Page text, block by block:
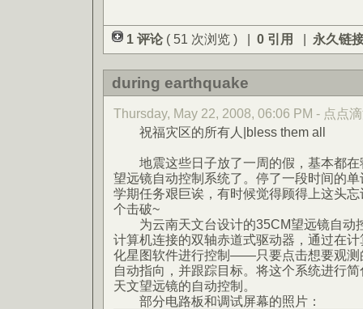
1 评论 ( 51 次浏览 ) | 0 引用 | 永久链
during earthquake
Thursday, May 22, 2008, 06:06 PM - 点点
祝福灾区的所有人|bless them all
地震这些日子放了一周的假，基本都在
望远镜自动控制系统了。停了一段时间的
学期任务艰巨诶，有时候觉得顾得上这头
个击破~
为云南天文台设计的35CM望远镜自动
计算机连接的双轴赤道式驱动器，通过在
化星图软件进行控制——只要点击想要观测
自动指向，并跟踪目标。将这个系统进行
天文望远镜的自动控制。
部分电路板和调试屏幕的照片：